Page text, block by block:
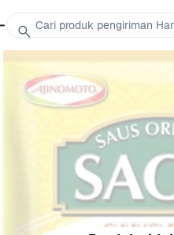
Cari produk pengiriman